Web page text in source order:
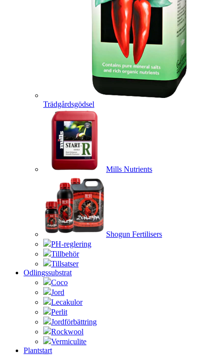
Trädgårdsgödsel
Mills Nutrients
Shogun Fertilisers
PH-reglering
Tillbehör
Tillsatser
Odlingssubstrat
Coco
Jord
Lecakulor
Perlit
Jordförbättring
Rockwool
Vermiculite
Plantstart